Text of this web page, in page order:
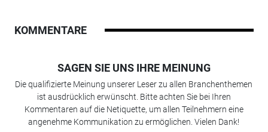
KOMMENTARE
SAGEN SIE UNS IHRE MEINUNG
Die qualifizierte Meinung unserer Leser zu allen Branchenthemen
ist ausdrücklich erwünscht. Bitte achten Sie bei Ihren
Kommentaren auf die Netiquette, um allen Teilnehmern eine
angenehme Kommunikation zu ermöglichen. Vielen Dank!